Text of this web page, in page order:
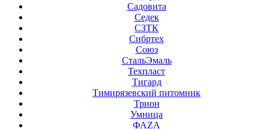
Садовита
Седек
СЗТК
Сибртех
Союз
СтальЭмаль
Техпласт
Тигард
Тимирязевский питомник
Трион
Умница
ФАZА